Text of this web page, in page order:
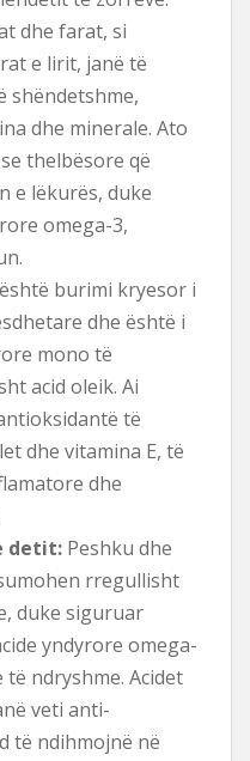
dhe farat, si
e lirit, janë të
shëndetshme,
dhe minerale. Ato
thelbësore që
e lëkurës, duke
omega-3,
burimi kryesor i
dhe është i
mono të
acid oleik. Ai
të
dhe vitamina E, të
dhe
detit: Peshku dhe
rregullisht
duke siguruar
yndyrore omega-
të ndryshme. Acidet
veti anti-
të ndihmojnë në